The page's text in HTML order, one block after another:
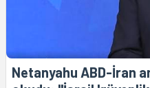
Netanyahu ABD-İran